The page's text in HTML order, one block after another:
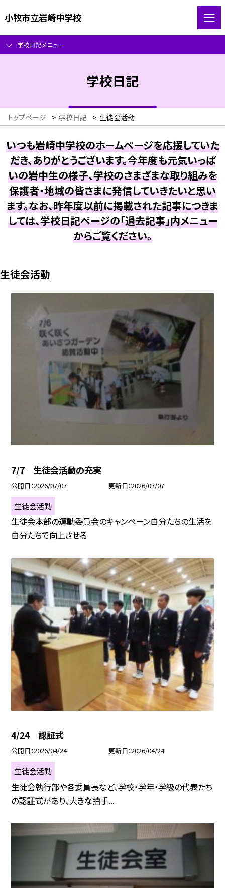
小牧市立岩崎中学校
学校日記メニュー
学校日記
トップページ > 学校日記 > 生徒会活動
いつも岩崎中学校のホームページを応援していた
だき、ありがとうございます。今年度も元気いっぱ
いの岩中生の様子、学校のさまざまな取り組みを
保護者・地域の皆さまに発信していきたいと思い
ます。なお、昨年度以前に掲載された記事につきま
しては、学校日記ページの「過去記事」内メニュー
からご覧ください。
生徒会活動
7/7 生徒会活動の充実
公開日 2026/07/07 更新日 2026/07/07
生徒会活動
生徒会本部の運動委員会のキャンペーン自分たちの生活を
自分たちで向上させる
4/24 認証式
公開日 2026/04/24 更新日 2026/04/24
生徒会活動
生徒会執行部や各委員長など、学校・学年・学級の代表たち
の認証式があり、大きな拍手...